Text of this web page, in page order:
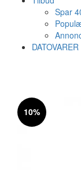
Spar
Varen
Vi10%